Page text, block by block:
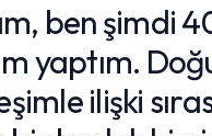
ben şimdi
yaptım.
ilişki